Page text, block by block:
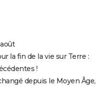
la fin de la vie sur Terre :
!
depuis le Moyen Âge,